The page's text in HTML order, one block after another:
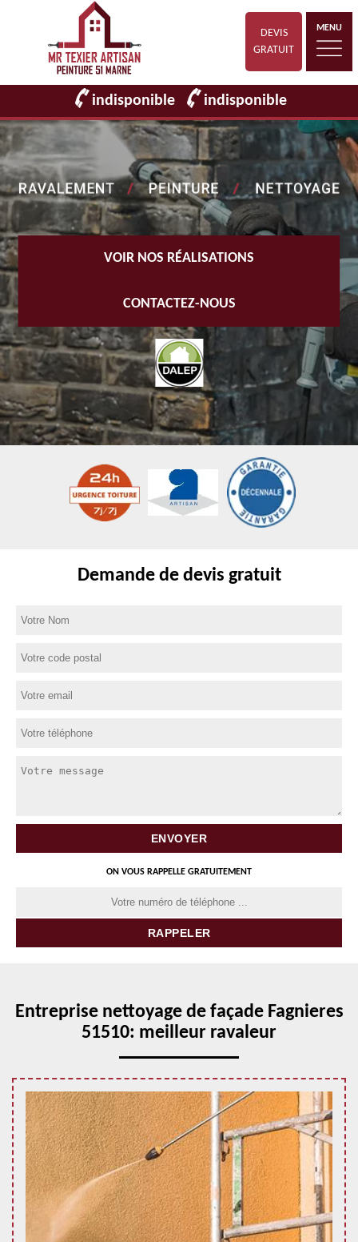
DEVIS
GRATUIT
MENU
indisponible indisponible
VOIR NOS RÉALISATIONS
CONTACTEZ-NOUS
Demande de devis gratuit
ON VOUS RAPPELLE GRATUITEMENT
Entreprise nettoyage de façade Fagnieres
51510: meilleur ravaleur